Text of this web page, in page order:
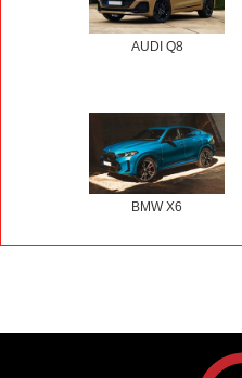
AUDI Q8
BMW X6